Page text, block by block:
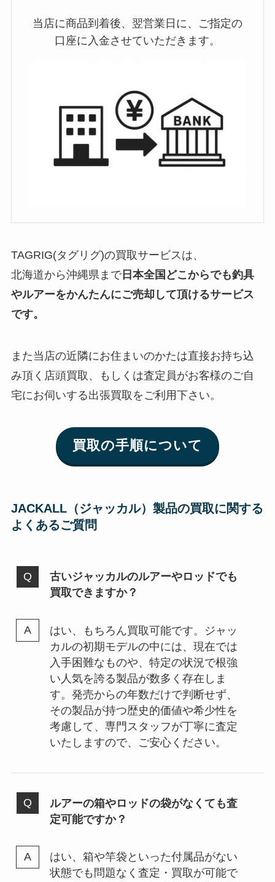
当店に商品到着後、翌営業日に、ご指定の
口座に入金させていただきます。
TAGRIG(タグリグ)の買取サービスは、
北海道から沖縄県まで日本全国どこからでも釣具
やルアーをかんたんにご売却して頂けるサービス
です。
また当店の近隣にお住まいのかたは直接お持ち込
み頂く店頭買取、もしくは査定員がお客様のご自
宅にお伺いする出張買取をご利用下さい。
買取の手順について
JACKALL（ジャッカル）製品の買取に関する
よくあるご質問
古いジャッカルのルアーやロッドでも
買取できますか？
はい、もちろん買取可能です。ジャッ
カルの初期モデルの中には、現在では
入手困難なものや、特定の状況で根強
い人気を誇る製品が数多く存在しま
す。発売からの年数だけで判断せず、
その製品が持つ歴史的価値や希少性を
考慮して、専門スタッフが丁寧に査定
いたしますので、ご安心ください。
ルアーの箱やロッドの袋がなくても査
定可能ですか？
はい、箱や竿袋といった付属品がない
状態でも問題なく査定・買取が可能で